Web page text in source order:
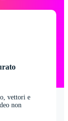
vettori e
non